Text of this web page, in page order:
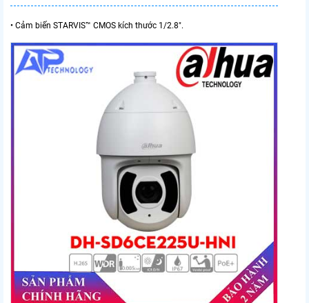
• Cảm biến STARVIS™ CMOS kích thước 1/2.8".